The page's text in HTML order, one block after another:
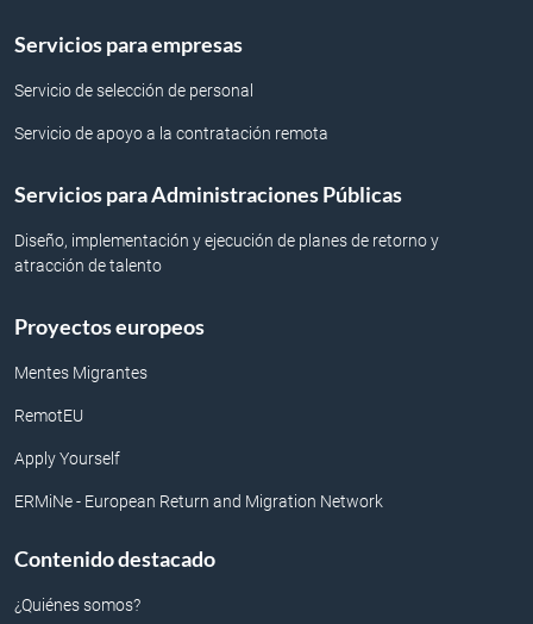
Servicios para empresas
Servicio de selección de personal
Servicio de apoyo a la contratación remota
Servicios para Administraciones Públicas
Diseño, implementación y ejecución de planes de retorno y
atracción de talento
Proyectos europeos
Mentes Migrantes
RemotEU
Apply Yourself
ERMiNe - European Return and Migration Network
Contenido destacado
¿Quiénes somos?